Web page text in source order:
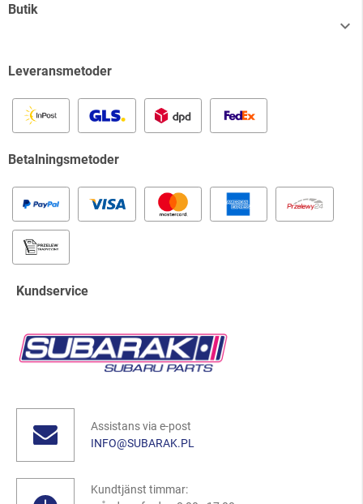
Butik

Leveransmetoder
Betalningsmetoder
Kundservice
Assistans via e-post
INFO@SUBARAK.PL
Kundtjänst timmar: